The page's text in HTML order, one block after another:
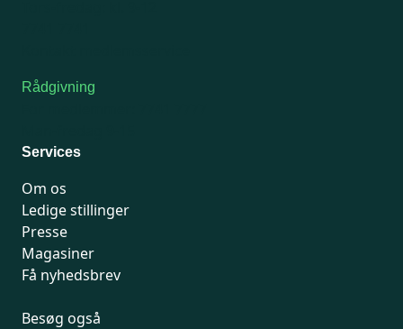
Rådgivning
Services
Om os
Ledige stillinger
Presse
Magasiner
Få nyhedsbrev
Besøg også